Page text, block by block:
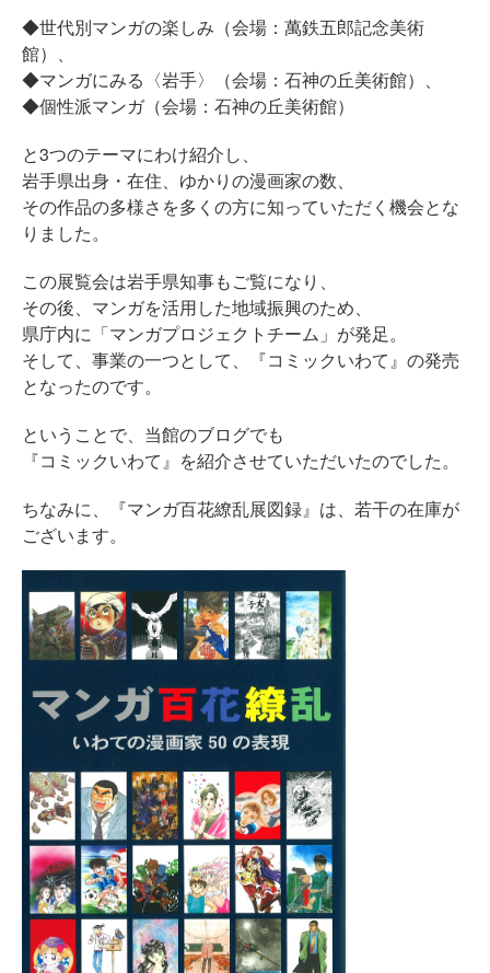
◆世代別マンガの楽しみ（会場：萬鉄五郎記念美術
館）、
◆マンガにみる〈岩手〉（会場：石神の丘美術館）、
◆個性派マンガ（会場：石神の丘美術館）
と3つのテーマにわけ紹介し、
岩手県出身・在住、ゆかりの漫画家の数、
その作品の多様さを多くの方に知っていただく機会とな
りました。
この展覧会は岩手県知事もご覧になり、
その後、マンガを活用した地域振興のため、
県庁内に「マンガプロジェクトチーム」が発足。
そして、事業の一つとして、『コミックいわて』の発売
となったのです。
ということで、当館のブログでも
『コミックいわて』を紹介させていただいたのでした。
ちなみに、『マンガ百花繚乱展図録』は、若干の在庫が
ございます。